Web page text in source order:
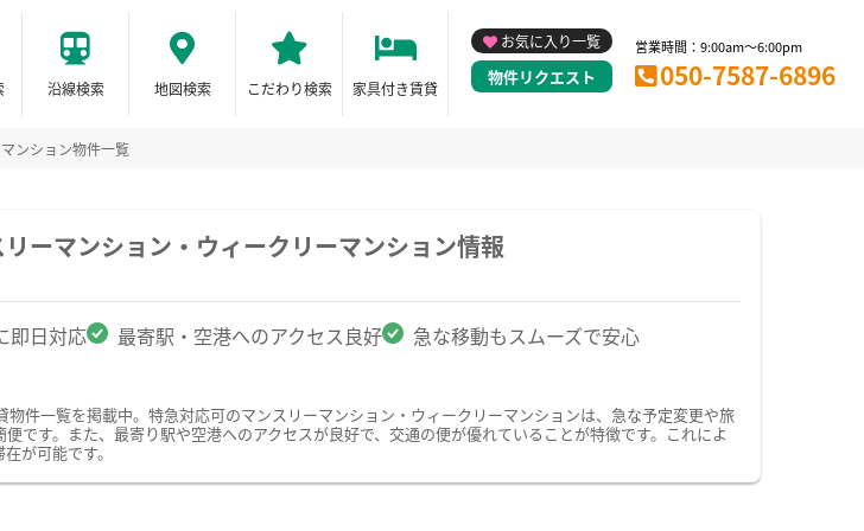
沿線検索 地図検索 こだわり検索 家具付き賃貸
お気に入り一覧
物件リクエスト
営業時間：9:00am～6:00pm
050-7587-6896
ンション物件一覧
ーマンション・ウィークリーマンション情報
即日対応 最寄駅・空港へのアクセス良好 急な移動もスムーズで安心
件一覧を掲載中。特急対応可のマンスリーマンション・ウィークリーマンションは、急な予定変更や旅
です。また、最寄り駅や空港へのアクセスが良好で、交通の便が優れていることが特徴です。これによ
が可能です。